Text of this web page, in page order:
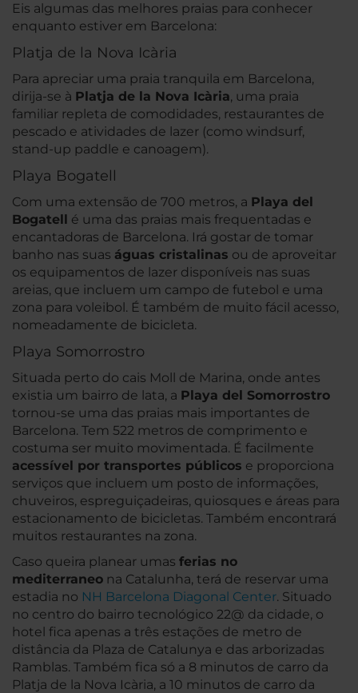
Eis algumas das melhores praias para conhecer
enquanto estiver em Barcelona:
Platja de la Nova Icària
Para apreciar uma praia tranquila em Barcelona,
dirija-se à Platja de la Nova Icària, uma praia
familiar repleta de comodidades, restaurantes de
pescado e atividades de lazer (como windsurf,
stand-up paddle e canoagem).
Playa Bogatell
Com uma extensão de 700 metros, a Playa del
Bogatell é uma das praias mais frequentadas e
encantadoras de Barcelona. Irá gostar de tomar
banho nas suas águas cristalinas ou de aproveitar
os equipamentos de lazer disponíveis nas suas
areias, que incluem um campo de futebol e uma
zona para voleibol. É também de muito fácil acesso,
nomeadamente de bicicleta.
Playa Somorrostro
Situada perto do cais Moll de Marina, onde antes
existia um bairro de lata, a Playa del Somorrostro
tornou-se uma das praias mais importantes de
Barcelona. Tem 522 metros de comprimento e
costuma ser muito movimentada. É facilmente
acessível por transportes públicos e proporciona
serviços que incluem um posto de informações,
chuveiros, espreguiçadeiras, quiosques e áreas para
estacionamento de bicicletas. Também encontrará
muitos restaurantes na zona.
Caso queira planear umas ferias no
mediterraneo na Catalunha, terá de reservar uma
estadia no NH Barcelona Diagonal Center. Situado
no centro do bairro tecnológico 22@ da cidade, o
hotel fica apenas a três estações de metro de
distância da Plaza de Catalunya e das arborizadas
Ramblas. Também fica só a 8 minutos de carro da
Platja de la Nova Icària, a 10 minutos de carro da